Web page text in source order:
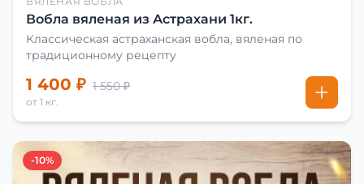
Вобла вяленая из Астрахани 1кг.
Классическая астраханская вобла, вяленая по
традиционному рецепту
1 400 ₽ 1 550 ₽
от 1 кг.
-10%